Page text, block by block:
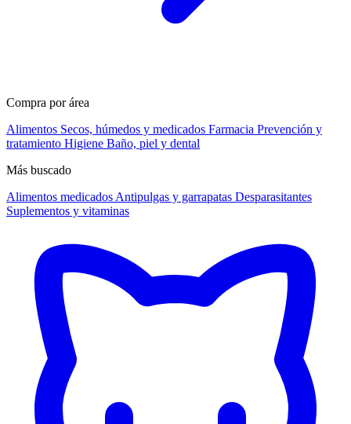
Compra por área
Alimentos Secos, húmedos y medicados Farmacia Prevención y
tratamiento Higiene Baño, piel y dental
Más buscado
Alimentos medicados Antipulgas y garrapatas Desparasitantes
Suplementos y vitaminas